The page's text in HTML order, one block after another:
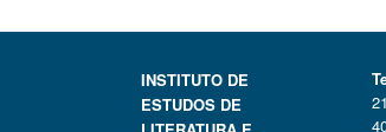
INSTITUTO DE
ESTUDOS DE